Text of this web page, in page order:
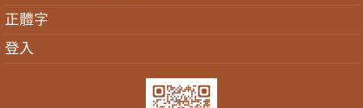
正體字
登入